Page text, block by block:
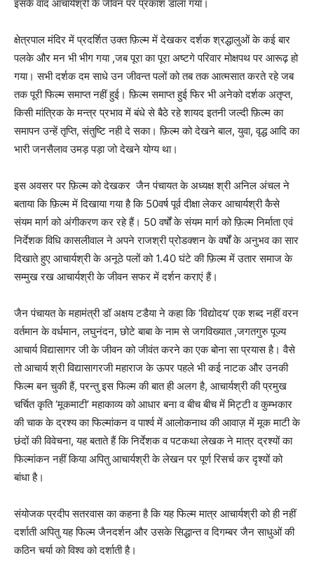
इसके वाद आचार्यश्री के जीवन पर प्रकाश डाला गया।
क्षेत्रपाल मंदिर में प्रदर्शित उक्त फ़िल्म में देखकर दर्शक श्रद्धालुओं के कई बार
पलके और मन भी भीग गया ,जब पूरा का पूरा अष्टगे परिवार मोक्षपथ पर आरूढ़ हो
गया। सभी दर्शक दम साधे उन जीवन्त पलों को तब तक आत्मसात करते रहे जब
तक पूरी फिल्म समाप्त नहीं हुई। फ़िल्म समाप्त हुई फिर भी अनेको दर्शक अतृप्त,
किसी मांत्रिक के मन्त्र प्रभाव में बंधे से बैठे रहे शायद इतनी जल्दी फ़िल्म का
समापन उन्हें तृप्ति, संतुष्टि नही दे सका। फ़िल्म को देखने बाल, युवा, वृद्ध आदि का
भारी जनसैलाव उमड़ पड़ा जो देखने योग्य था।
इस अवसर पर फ़िल्म को देखकर जैन पंचायत के अध्यक्ष श्री अनिल अंचल ने
बताया कि फ़िल्म में दिखाया गया है कि 50वर्ष पूर्व दीक्षा लेकर आचार्यश्री कैसे
संयम मार्ग को अंगीकरण कर रहे हैं। 50 वर्षों के संयम मार्ग को फ़िल्म निर्माता एवं
निर्देशक विधि कासलीवाल ने अपने राजश्री प्रोडक्शन के वर्षों के अनुभव का सार
दिखाते हुए आचार्यश्री के अनूठे पलों को 1.40 घंटे की फ़िल्म में उतार समाज के
सम्मुख रख आचार्यश्री के जीवन सफर में दर्शन कराएं हैं।
जैन पंचायत के महामंत्री डॉ अक्षय टडैया ने कहा कि ‘विद्योदय’ एक शब्द नहीं वरन
वर्तमान के वर्धमान, लघुनंदन, छोटे बाबा के नाम से जगविख्यात ,जगतगुरु पूज्य
आचार्य विद्यासागर जी के जीवन को जीवंत करने का एक बोना सा प्रयास है। वैसे
तो आचार्य श्री विद्यासागरजी महाराज के ऊपर पहले भी कई नाटक और उनकी
फिल्म बन चुकी हैं, परन्तु इस फिल्म की बात ही अलग है, आचार्यश्री की प्रमुख
चर्चित कृति ‘मूकमाटी’ महाकाव्य को आधार बना व बीच बीच में मिट्टी व कुम्भकार
की चाक के द्रश्य का फिल्मांकन व पार्श्व में आलोकनाथ की आवाज़ में मूक माटी के
छंदों की विवेचना, यह बताते हैं कि निर्देशक व पटकथा लेखक ने मात्र द्रश्यों का
फिल्मांकन नहीं किया अपितु आचार्यश्री के लेखन पर पूर्ण रिसर्च कर दृश्यों को
बांधा है।
संयोजक प्रदीप सतरवास का कहना है कि यह फिल्म मात्र आचार्यश्री को ही नहीं
दर्शाती अपितु यह फिल्म जैनदर्शन और उसके सिद्धान्त व दिगम्बर जैन साधुओं की
कठिन चर्या को विश्व को दर्शाती है।